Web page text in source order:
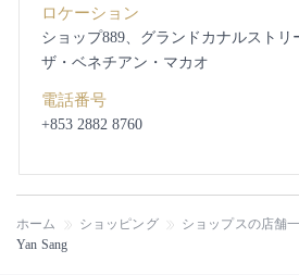
ロケーション
ショップ889、グランドカナルストリ
ザ・ベネチアン・マカオ
電話番号
+853 2882 8760
ホーム ショッピング ショップスの店舗
Yan Sang